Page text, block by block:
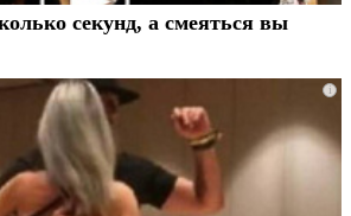
секунд, а смеяться вы
i